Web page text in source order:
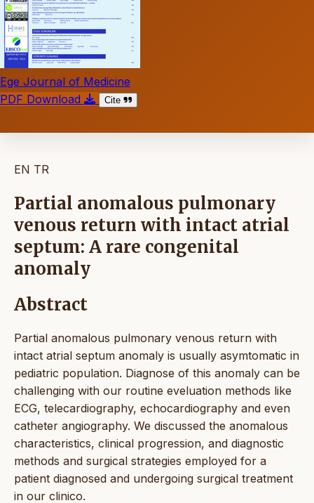
Ege Journal of Medicine
PDF Download
Cite
EN TR
Partial anomalous pulmonary
venous return with intact atrial
septum: A rare congenital
anomaly
Abstract
Partial anomalous pulmonary venous return with
intact atrial septum anomaly is usually asymtomatic in
pediatric population. Diagnose of this anomaly can be
challenging with our routine eveluation methods like
ECG, telecardiography, echocardiography and even
catheter angiography. We discussed the anomalous
characteristics, clinical progression, and diagnostic
methods and surgical strategies employed for a
patient diagnosed and undergoing surgical treatment
in our clinico.